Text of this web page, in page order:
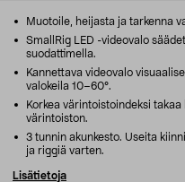
Muotoile, heijasta ja tarkenna
SmallRig LED -videovalo
suodattimella.
Kannettava videovalo
valokeila 10–60°.
Korkea värintoistoindeksi
värintoiston.
3 tunnin akunkesto. Useita
ja riggiä varten.
Lisätietoja